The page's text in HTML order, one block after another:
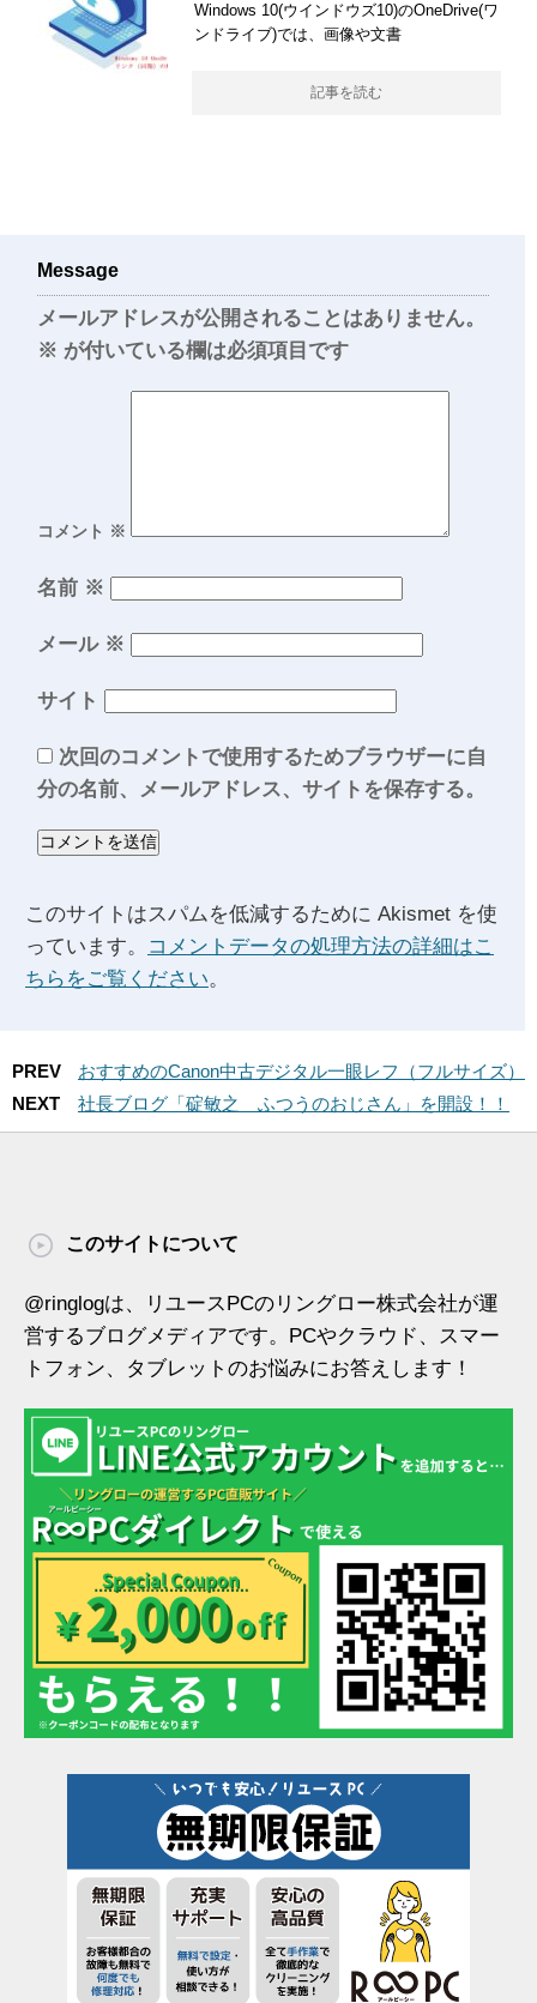
Windows 10(ウインドウズ10)のOneDrive(ワ
ンドライブ)では、画像や文書
記事を読む
Message
メールアドレスが公開されることはありません。
※ が付いている欄は必須項目です
コメント ※
名前 ※
メール ※
サイト
次回のコメントで使用するためブラウザーに自
分の名前、メールアドレス、サイトを保存する。
このサイトはスパムを低減するために Akismet を使
っています。
コメントデータの処理方法の詳細はこ
ちらをご覧ください。
PREV
おすすめのCanon中古デジタル一眼レフ（フルサイズ）
NEXT
社長ブログ「碇敏之 ふつうのおじさん」を開設！！
このサイトについて
@ringlogは、リユースPCのリングロー株式会社が運
営するブログメディアです。PCやクラウド、スマー
トフォン、タブレットのお悩みにお答えします！